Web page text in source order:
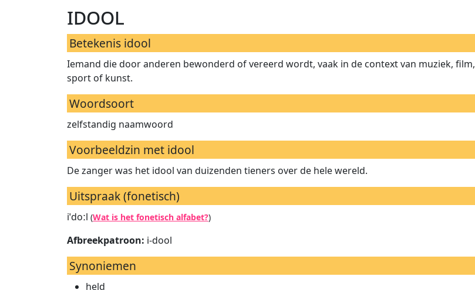
idool
Betekenis idool
Iemand die door anderen bewonderd of vereerd wordt, vaak in de context van muziek, film,
sport of kunst.
Woordsoort
zelfstandig naamwoord
Voorbeeldzin met idool
De zanger was het idool van duizenden tieners over de hele wereld.
Uitspraak (fonetisch)
iˈdoːl (Wat is het fonetisch alfabet?)
Afbreekpatroon: i-dool
Synoniemen
held